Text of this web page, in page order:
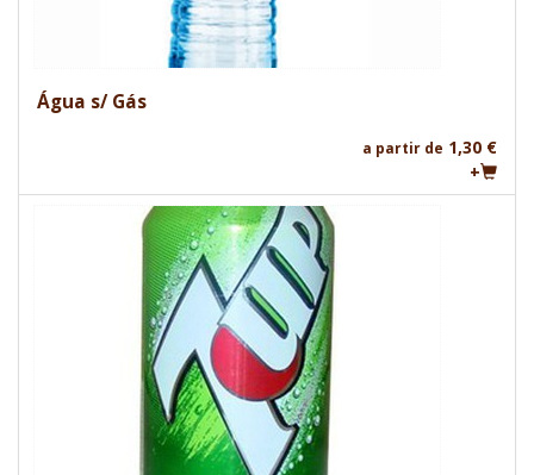
Água s/ Gás
a partir de 1,30 €
+